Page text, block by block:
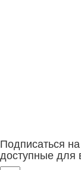
Подписаться
доступные для